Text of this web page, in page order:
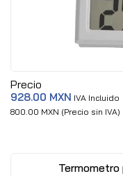
Precio
928.00 MXN IVA Incluido
800.00 MXN (Precio sin IVA)